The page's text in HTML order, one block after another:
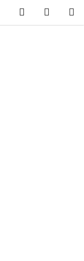
Hledat
KOŠÍK